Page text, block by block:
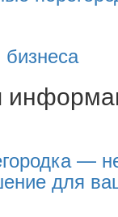
—
для